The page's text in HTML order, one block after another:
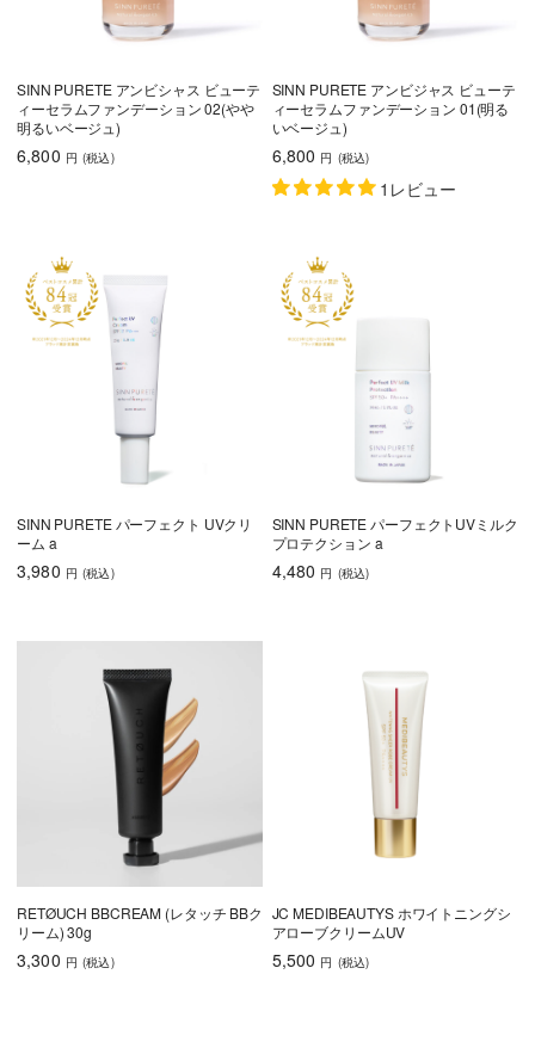
SINN PURETE アンビシャス ビューテ
ィーセラムファンデーション 02(やや
明るいベージュ)
6,800 円 (税込)
SINN PURETE アンビジャス ビューテ
ィーセラムファンデーション 01(明る
いベージュ)
6,800 円 (税込)
1レビュー
SINN PURETE パーフェクト UVクリ
ーム a
3,980 円 (税込)
SINN PURETE パーフェクトUVミルク
プロテクション a
4,480 円 (税込)
RETØUCH BBCREAM (レタッチ BBク
リーム) 30g
3,300 円 (税込)
JC MEDIBEAUTYS ホワイトニングシ
アローブクリームUV
5,500 円 (税込)